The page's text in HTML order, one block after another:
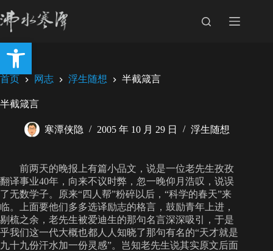
打开工具栏
至
容
首页 网志 浮生随想 半截箴言
半截箴言
寒潭侠隐 2005 年 10 月 29 日 浮生随想
前两天的晚报上有篇小品文，说是一位老先生孜孜
翻译事业40年，向来不议时弊，忽一晚仰月浩叹，说误
了无数学子。原来“四人帮”粉碎以后，“科学的春天”来
临。上面要他们多多选译励志的格言，鼓励青年上进，
剔梳之余，老先生被爱迪生的那句名言深深吸引，于是
乎我们这一代大概也都人人知晓了那句有名的“天才就是
九十九份汗水加一份灵感”。岂知老先生说其实原文后面